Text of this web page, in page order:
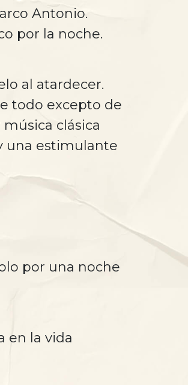
Antonio.
por la noche.
al atardecer.
todo excepto de
clásica
una estimulante
por una noche
en la vida